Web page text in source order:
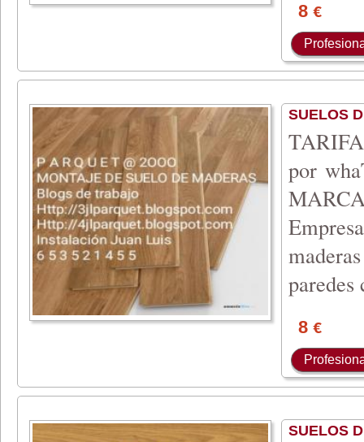
8 €
SUELOS
por
8 €
SUELOS